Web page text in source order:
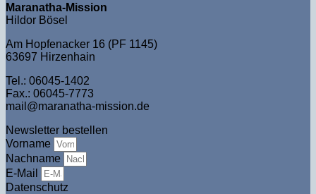
Maranatha-Mission
Hildor Bösel
Am Hopfenacker 16 (PF 1145)
63697 Hirzenhain
Tel.: 06045-1402
Fax.: 06045-7773
mail@maranatha-mission.de
Newsletter bestellen
Vorname
Nachname
E-Mail
Datenschutz